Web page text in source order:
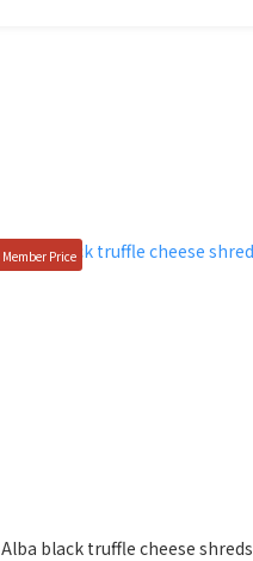
Member Price
Alba black truffle cheese shreds